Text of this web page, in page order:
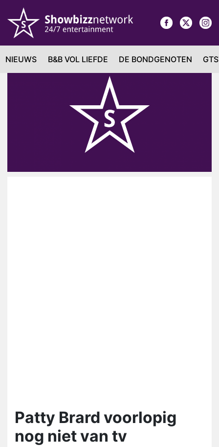
NIEUWS B&B VOL LIEFDE DE BONDGENOTEN
Patty Brard voorlopig
nog niet van tv